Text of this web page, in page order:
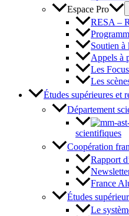
Espace Pro
RESA –
Soutien à
Appels à
Les
Les
Études supérieures et
Département
scientifiques
Coopération
Rapport
France
Études
Le